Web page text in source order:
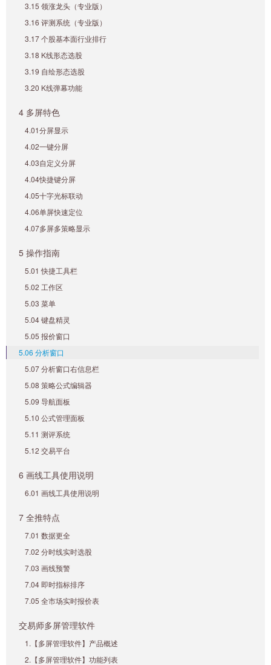
3.15 领涨龙头（专业版）
3.16 评测系统（专业版）
3.17 个股基本面行业排行
3.18 K线形态选股
3.19 自绘形态选股
3.20 K线弹幕功能
4 多屏特色
4.01分屏显示
4.02一键分屏
4.03自定义分屏
4.04快捷键分屏
4.05十字光标联动
4.06单屏快速定位
4.07多屏多策略显示
5 操作指南
5.01 快捷工具栏
5.02 工作区
5.03 菜单
5.04 键盘精灵
5.05 报价窗口
5.06 分析窗口
5.07 分析窗口右信息栏
5.08 策略公式编辑器
5.09 导航面板
5.10 公式管理面板
5.11 测评系统
5.12 交易平台
6 画线工具使用说明
6.01 画线工具使用说明
7 全推特点
7.01 数据更全
7.02 分时线实时选股
7.03 画线预警
7.04 即时指标排序
7.05 全市场实时报价表
交易师多屏管理软件
1.【多屏管理软件】产品概述
2.【多屏管理软件】功能列表